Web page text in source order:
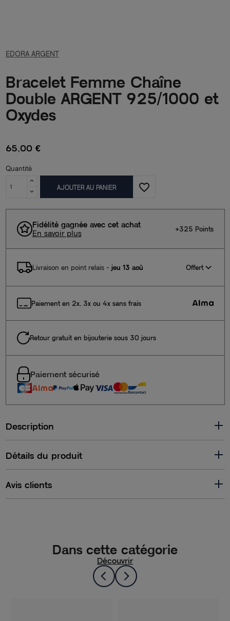
EDORA ARGENT
Bracelet Femme Chaîne
Double ARGENT 925/1000 et
Oxydes
65,00 €
Quantité
AJOUTER AU PANIER favorite_border
Fidélité gagnée avec cet achat
En savoir plus
+325 Points
Livraison en point relais- jeu 13 aoû Offert
Paiement en 2x, 3x ou 4x sans frais
Retour gratuit en bijouterie sous 30 jours
Paiement sécurisé
Description
Détails du produit
Avis clients
Dans cette catégorie
Découvrir